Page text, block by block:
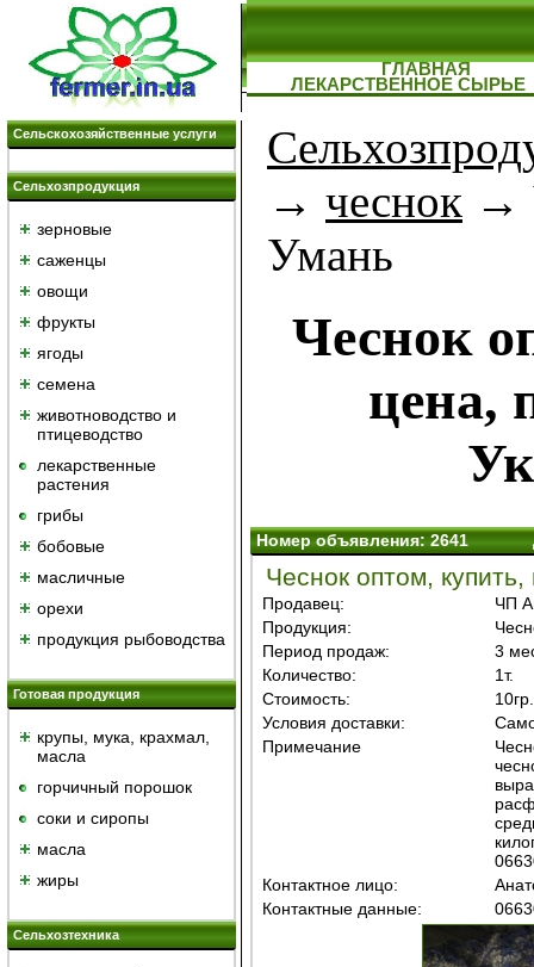
ГЛАВНАЯ
ЛЕКАРСТВЕННОЕ СЫРЬЕ
Сельскохозяйственные услуги
Сельхозпродукция
зерновые
саженцы
овощи
фрукты
ягоды
семена
животноводство и
птицеводство
лекарственные
растения
грибы
бобовые
масличные
орехи
продукция рыбоводства
Готовая продукция
крупы, мука, крахмал,
масла
горчичный порошок
cоки и сиропы
масла
жиры
Сельхозтехника
→ чеснок →
Умань
Чеснок
цена,
Номер объявления: 2641
Чеснок оптом,
Продавец:
ЧП
Продукция:
Период продаж:
3
Количество:
1т.
Стоимость:
Условия доставки:
Примечание
Контактное лицо:
Контактные данные: